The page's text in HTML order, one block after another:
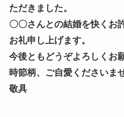
ただきました。
〇〇さんとの結婚を快くお
お礼申し上げます。
今後ともどうぞよろしくお
時節柄、ご自愛くださいませ
敬具